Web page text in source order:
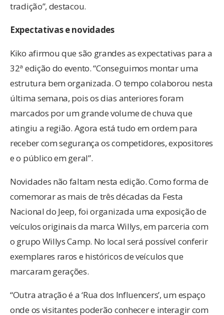
tradição”, destacou.
Expectativas e novidades
Kiko afirmou que são grandes as expectativas para a
32ª edição do evento. “Conseguimos montar uma
estrutura bem organizada. O tempo colaborou nesta
última semana, pois os dias anteriores foram
marcados por um grande volume de chuva que
atingiu a região. Agora está tudo em ordem para
receber com segurança os competidores, expositores
e o público em geral”.
Novidades não faltam nesta edição. Como forma de
comemorar as mais de três décadas da Festa
Nacional do Jeep, foi organizada uma exposição de
veículos originais da marca Willys, em parceria com
o grupo Willys Camp. No local será possível conferir
exemplares raros e históricos de veículos que
marcaram gerações.
“Outra atração é a ‘Rua dos Influencers’, um espaço
onde os visitantes poderão conhecer e interagir com